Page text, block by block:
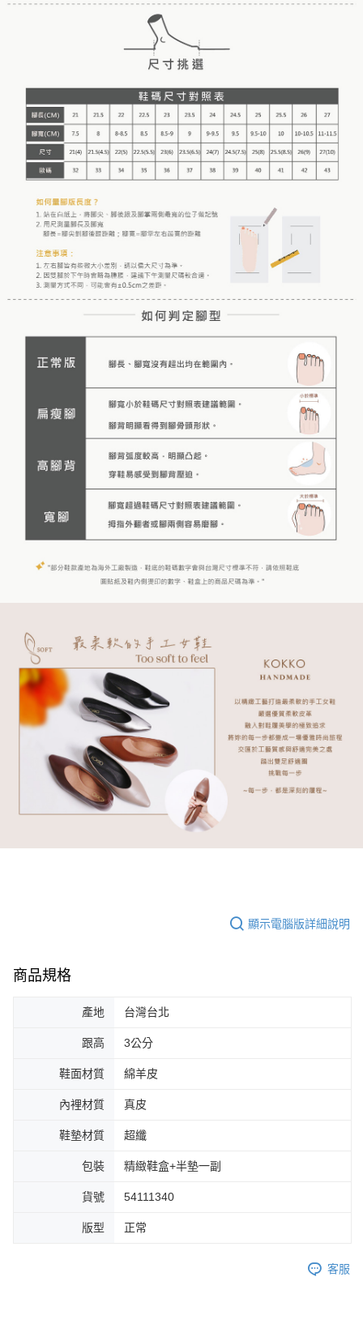
顯示電腦版詳細說明
商品規格
產地 台灣台北
跟高 3公分
鞋面材質 綿羊皮
內裡材質 真皮
鞋墊材質 超纖
包裝 精緻鞋盒+半墊一副
貨號 54111340
版型 正常
客服